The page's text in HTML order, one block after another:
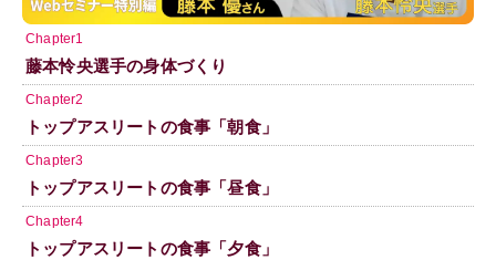
Chapter1
藤本怜央選手の身体づくり
Chapter2
トップアスリートの食事「朝食」
Chapter3
トップアスリートの食事「昼食」
Chapter4
トップアスリートの食事「夕食」